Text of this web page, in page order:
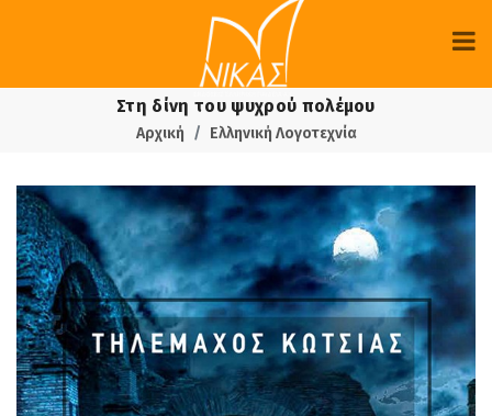
Στη δίνη του ψυχρού πολέμου
Αρχική Ελληνική Λογοτεχνία